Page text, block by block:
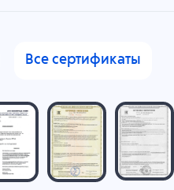
Все сертификаты